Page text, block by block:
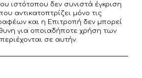
ιστότοπου δεν συνιστά έγκριση
αντικατοπτρίζει μόνο τις
και η Επιτροπή δεν μπορεί
για οποιαδήποτε χρήση των
σε αυτήν.